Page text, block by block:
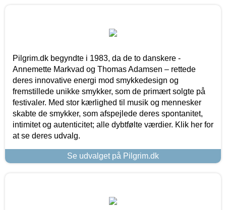
Pilgrim.dk begyndte i 1983, da de to danskere -
Annemette Markvad og Thomas Adamsen – rettede
deres innovative energi mod smykkedesign og
fremstillede unikke smykker, som de primært solgte på
festivaler. Med stor kærlighed til musik og mennesker
skabte de smykker, som afspejlede deres spontanitet,
intimitet og autenticitet; alle dybtfølte værdier. Klik her for
at se deres udvalg.
Se udvalget på Pilgrim.dk